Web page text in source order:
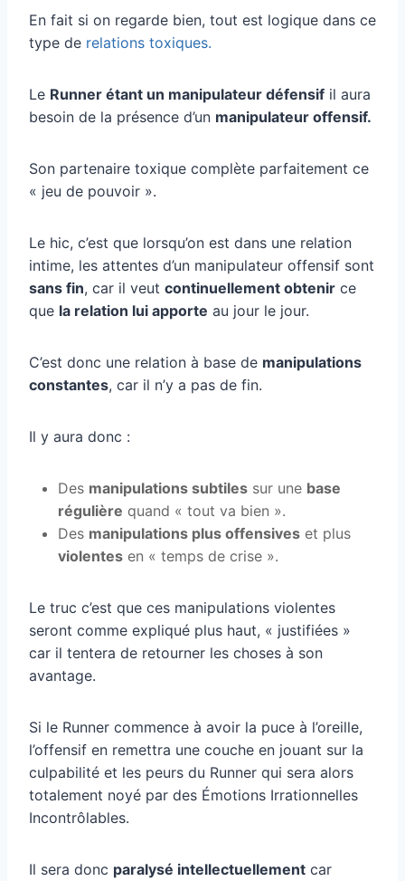
En fait si on regarde bien, tout est logique dans ce
type de relations toxiques.
Le Runner étant un manipulateur défensif il aura
besoin de la présence d’un manipulateur offensif.
Son partenaire toxique complète parfaitement ce
« jeu de pouvoir ».
Le hic, c’est que lorsqu’on est dans une relation
intime, les attentes d’un manipulateur offensif sont
sans fin, car il veut continuellement obtenir ce
que la relation lui apporte au jour le jour.
C’est donc une relation à base de manipulations
constantes, car il n’y a pas de fin.
Il y aura donc :
Des manipulations subtiles sur une base
régulière quand « tout va bien ».
Des manipulations plus offensives et plus
violentes en « temps de crise ».
Le truc c’est que ces manipulations violentes
seront comme expliqué plus haut, « justifiées »
car il tentera de retourner les choses à son
avantage.
Si le Runner commence à avoir la puce à l’oreille,
l’offensif en remettra une couche en jouant sur la
culpabilité et les peurs du Runner qui sera alors
totalement noyé par des Émotions Irrationnelles
Incontrôlables.
Il sera donc paralysé intellectuellement car